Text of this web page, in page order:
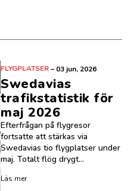
FLYGPLATSER– 03 jun, 2026
Swedavias
trafikstatistik för
maj 2026
Efterfrågan på flygresor
fortsatte att stärkas via
Swedavias tio flygplatser under
maj. Totalt flög drygt...
Läs mer